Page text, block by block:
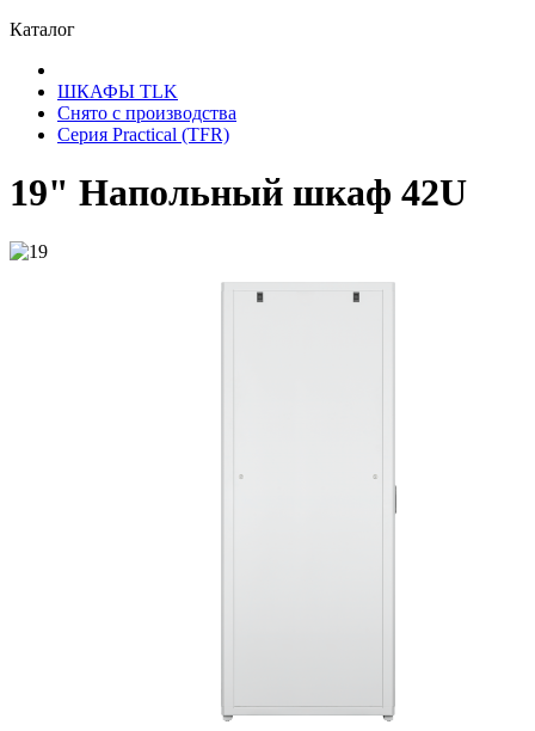
Каталог
ШКАФЫ TLK
Снято с производства
Серия Practical (TFR)
19" Напольный шкаф 42U